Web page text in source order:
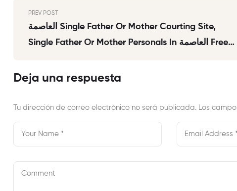
PREV POST
العاصمة Single Father Or Mother Courting Site,
Single Father Or Mother Personals In العاصمة Free
Deja una respuesta
Tu dirección de correo electrónico no será publicada. Los